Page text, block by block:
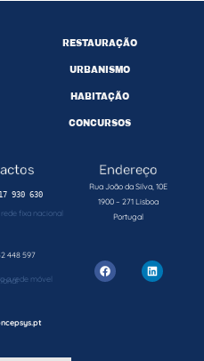
RESTAURAÇÃO
URBANISMO
HABITAÇÃO
CONCURSOS
(+351) 217 930 630
fixa nacional
448 597
rede móvel nacional
Endereço
Rua João da Silva, 10E
1900 – 271 Lisboa
Portugal